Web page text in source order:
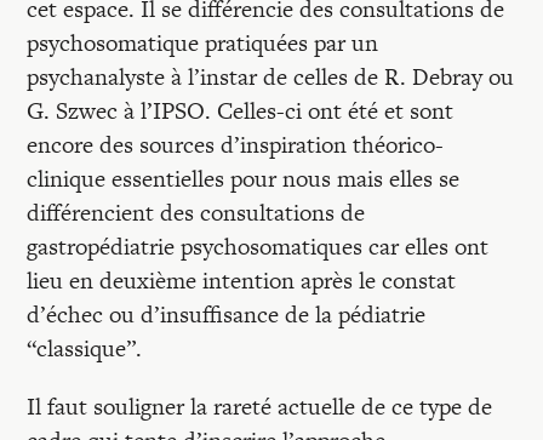
cet espace. Il se différencie des consultations de
psychosomatique pratiquées par un
psychanalyste à l’instar de celles de R. Debray ou
G. Szwec à l’IPSO. Celles-ci ont été et sont
encore des sources d’inspiration théorico-
clinique essentielles pour nous mais elles se
différencient des consultations de
gastropédiatrie psychosomatiques car elles ont
lieu en deuxième intention après le constat
d’échec ou d’insuffisance de la pédiatrie
“classique”.
Il faut souligner la rareté actuelle de ce type de